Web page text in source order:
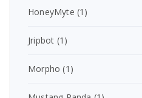
HoneyMyte (1)
Jripbot (1)
Morpho (1)